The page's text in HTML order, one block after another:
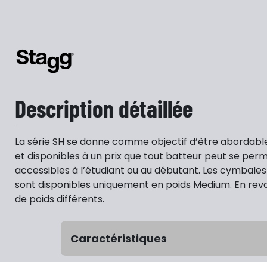
Description détaillée
La série SH se donne comme objectif d’être
et disponibles à un prix que tout batteur peut se
accessibles à l’étudiant ou au débutant. Les
sont disponibles uniquement en poids Medium. En
de poids différents.
Caractéristiques